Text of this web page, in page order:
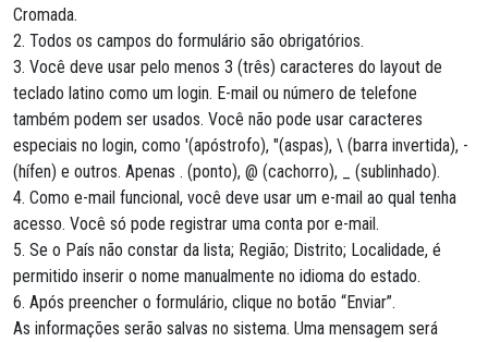
Cromada.
2. Todos os campos do formulário são obrigatórios.
3. Você deve usar pelo menos 3 (três) caracteres do layout de
teclado latino como um login. E-mail ou número de telefone
também podem ser usados. Você não pode usar caracteres
especiais no login, como '(apóstrofo), "(aspas), \ (barra invertida), -
(hífen) e outros. Apenas . (ponto), @ (cachorro), _ (sublinhado).
4. Como e-mail funcional, você deve usar um e-mail ao qual tenha
acesso. Você só pode registrar uma conta por e-mail.
5. Se o País não constar da lista; Região; Distrito; Localidade, é
permitido inserir o nome manualmente no idioma do estado.
6. Após preencher o formulário, clique no botão “Enviar”.
As informações serão salvas no sistema. Uma mensagem será